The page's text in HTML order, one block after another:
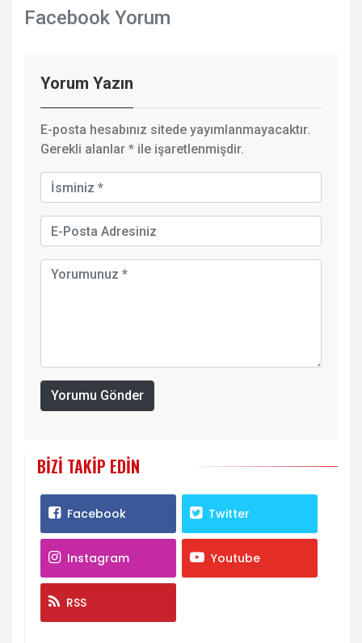
Facebook Yorum
Yorum Yazın
E-posta hesabınız sitede yayımlanmayacaktır.
Gerekli alanlar * ile işaretlenmişdir.
Yorumu Gönder
BIZI TAKIP EDIN
Facebook Twitter
Instagram Youtube
RSS